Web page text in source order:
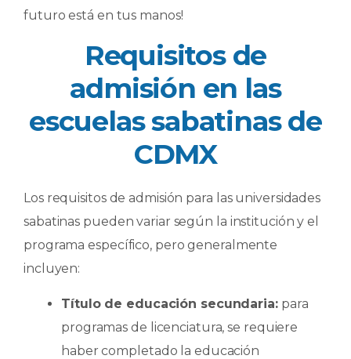
futuro está en tus manos!
Requisitos de
admisión en las
escuelas sabatinas de
CDMX
Los requisitos de admisión para las universidades
sabatinas pueden variar según la institución y el
programa específico, pero generalmente
incluyen:
Título de educación secundaria:para
programas de licenciatura, se requiere
haber completado la educación